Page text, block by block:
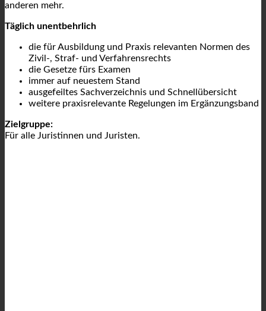
anderen mehr.
Täglich unentbehrlich
die für Ausbildung und Praxis relevanten Normen des
Zivil-, Straf- und Verfahrensrechts
die Gesetze fürs Examen
immer auf neuestem Stand
ausgefeiltes Sachverzeichnis und Schnellübersicht
weitere praxisrelevante Regelungen im Ergänzungsband
Zielgruppe:
Für alle Juristinnen und Juristen.